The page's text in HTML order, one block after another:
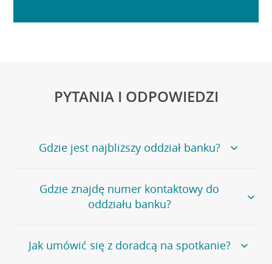
PYTANIA I ODPOWIEDZI
Gdzie jest najbliższy oddział banku?
Jeśli szukasz oddziału naszego banku, zapraszamy na
stronęPlacówki i bankomaty, na której znajduje się
wygodna wyszukiwarka.
oddziałów
Gdzie znajdę numer kontaktowy do
oddziału banku?
Bank Credit Agricole nie udostępnia ogólnego numeru
telefonu do placówki bankowej.
Jak umówić się z doradcą na spotkanie?